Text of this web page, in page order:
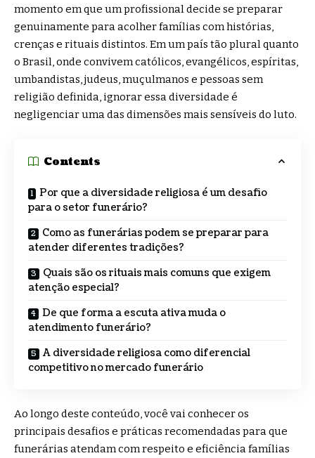
momento em que um profissional decide se preparar
genuinamente para acolher famílias com histórias,
crenças e rituais distintos. Em um país tão plural quanto
o Brasil, onde convivem católicos, evangélicos, espíritas,
umbandistas, judeus, muçulmanos e pessoas sem
religião definida, ignorar essa diversidade é
negligenciar uma das dimensões mais sensíveis do luto.
Contents
Por que a diversidade religiosa é um desafio
para o setor funerário?
Como as funerárias podem se preparar para
atender diferentes tradições?
Quais são os rituais mais comuns que exigem
atenção especial?
De que forma a escuta ativa muda o
atendimento funerário?
A diversidade religiosa como diferencial
competitivo no mercado funerário
Ao longo deste conteúdo, você vai conhecer os
principais desafios e práticas recomendadas para que
funerárias atendam com respeito e eficiência famílias